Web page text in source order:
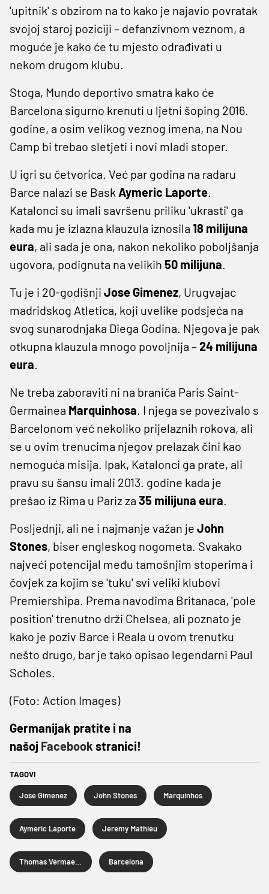
'upitnik' s obzirom na to kako je najavio povratak
svojoj staroj poziciji – defanzivnom veznom, a
moguće je kako će tu mjesto odrađivati u
nekom drugom klubu.
Stoga, Mundo deportivo smatra kako će
Barcelona sigurno krenuti u ljetni šoping 2016.
godine, a osim velikog veznog imena, na Nou
Camp bi trebao sletjeti i novi mladi stoper.
U igri su četvorica. Već par godina na radaru
Barce nalazi se Bask Aymeric Laporte.
Katalonci su imali savršenu priliku 'ukrasti' ga
kada mu je izlazna klauzula iznosila 18 milijuna
eura, ali sada je ona, nakon nekoliko poboljšanja
ugovora, podignuta na velikih 50 milijuna.
Tu je i 20-godišnji Jose Gimenez, Urugvajac
madridskog Atletica, koji uvelike podsjeća na
svog sunarodnjaka Diega Godina. Njegova je pak
otkupna klauzula mnogo povoljnija –24 milijuna
eura.
Ne treba zaboraviti ni na braniča Paris Saint-
Germainea Marquinhosa. I njega se povezivalo s
Barcelonom već nekoliko prijelaznih rokova, ali
se u ovim trenucima njegov prelazak čini kao
nemoguća misija. Ipak, Katalonci ga prate, ali
pravu su šansu imali 2013. godine kada je
prešao iz Rima u Pariz za 35 milijuna eura.
Posljednji, ali ne i najmanje važan je John
Stones, biser engleskog nogometa. Svakako
najveći potencijal među tamošnjim stoperima i
čovjek za kojim se 'tuku' svi veliki klubovi
Premiershipa. Prema navodima Britanaca, 'pole
position' trenutno drži Chelsea, ali poznato je
kako je poziv Barce i Reala u ovom trenutku
nešto drugo, bar je tako opisao legendarni Paul
Scholes.
(Foto: Action Images)
Germanijak pratite i na
našoj Facebook stranici!
TAGOVI
Jose Gimenez John Stones Marquinhos
Aymeric Laporte Jeremy Mathieu
Barcelona